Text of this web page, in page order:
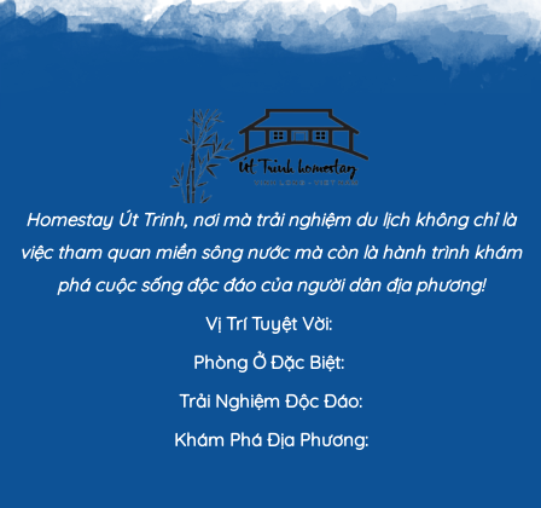
Homestay Út Trinh, nơi mà trải nghiệm du lịch không chỉ là
việc tham quan miền sông nước mà còn là hành trình khám
phá cuộc sống độc đáo của người dân địa phương!
Vị Trí Tuyệt Vời:
Phòng Ở Đặc Biệt:
Trải Nghiệm Độc Đáo:
Khám Phá Địa Phương: